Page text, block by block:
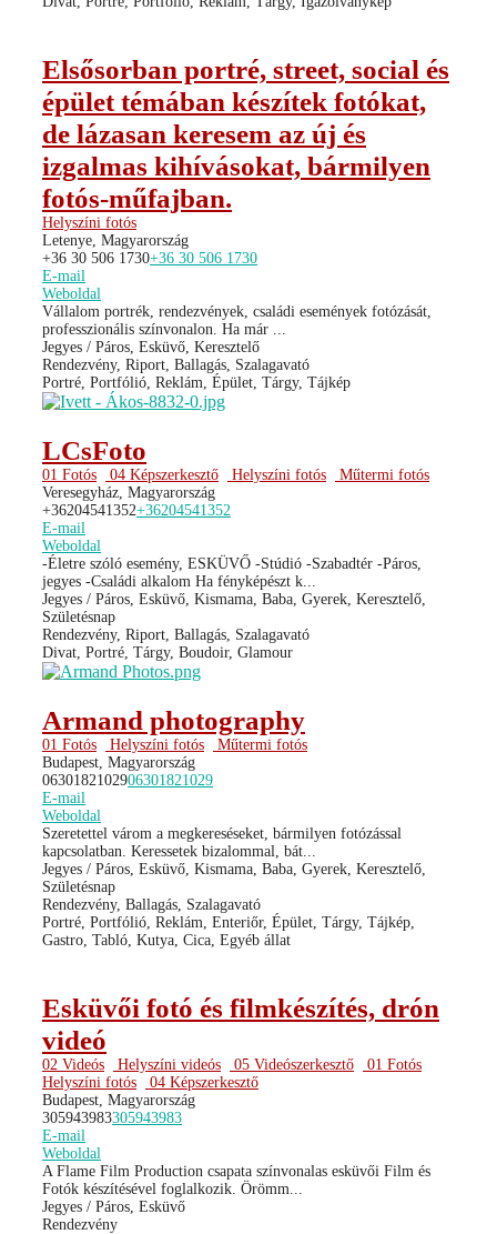
Elsősorban portré, street, social és
épület témában készítek fotókat,
de lázasan keresem az új és
izgalmas kihívásokat, bármilyen
fotós-műfajban.
Helyszíni fotós
Letenye, Magyarország
+36 30 506 1730+36 30 506 1730
E-mail
Weboldal
Vállalom portrék, rendezvények, családi események fotózását,
professzionális színvonalon. Ha már ...
Jegyes / Páros, Esküvő, Keresztelő
Rendezvény, Riport, Ballagás, Szalagavató
Portré, Portfólió, Reklám, Épület, Tárgy, Tájkép
LCsFoto
01 Fotós 04 Képszerkesztő Helyszíni fotós
Műtermi fotós
Veresegyház, Magyarország
+36204541352+36204541352
E-mail
Weboldal
-Életre szóló esemény, ESKÜVŐ -Stúdió -Szabadtér -Páros,
jegyes -Családi alkalom Ha fényképészt k...
Jegyes / Páros, Esküvő, Kismama, Baba, Gyerek, Keresztelő,
Születésnap
Rendezvény, Riport, Ballagás, Szalagavató
Divat, Portré, Tárgy, Boudoir, Glamour
Armand photography
01 Fotós Helyszíni fotós
Műtermi fotós
Budapest, Magyarország
0630182102906301821029
E-mail
Weboldal
Szeretettel várom a megkereséseket, bármilyen fotózással
kapcsolatban. Keressetek bizalommal, bát...
Jegyes / Páros, Esküvő, Kismama, Baba, Gyerek, Keresztelő,
Születésnap
Rendezvény, Ballagás, Szalagavató
Portré, Portfólió, Reklám, Enteriőr, Épület, Tárgy, Tájkép,
Gastro, Tabló, Kutya, Cica, Egyéb állat
Esküvői fotó és filmkészítés, drón
videó
02 Videós Helyszíni videós 05 Videószerkesztő
01 Fotós
Helyszíni fotós
04 Képszerkesztő
Budapest, Magyarország
305943983305943983
E-mail
Weboldal
A Flame Film Production csapata színvonalas esküvői Film és
Fotók készítésével foglalkozik. Örömm...
Jegyes / Páros, Esküvő
Rendezvény